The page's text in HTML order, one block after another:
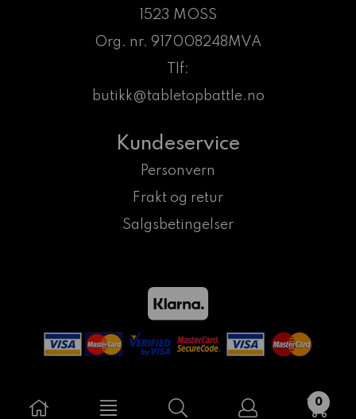
0
1523 MOSS
Org. nr. 917008248MVA
Tlf:
butikk@tabletopbattle.no
Kundeservice
Personvern
Frakt og retur
Salgsbetingelser